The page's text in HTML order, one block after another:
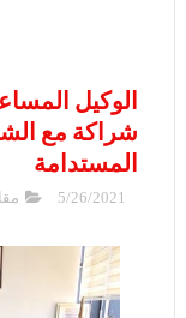
الوكيل
شراكة مع
المستدامة
5/26/2021